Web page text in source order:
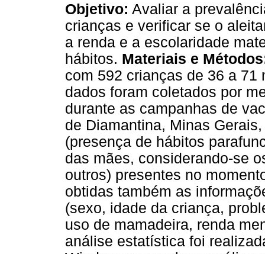
Objetivo: Avaliar a
crianças e verificar se o
a renda e a escolaridade
hábitos. Materiais e
com 592 crianças de 36 a
dados foram coletados por
durante as campanhas de
de Diamantina, Minas
(presença de hábitos
das mães, considerando-se
outros) presentes no
obtidas também as
(sexo, idade da criança,
uso de mamadeira, renda
análise estatística foi